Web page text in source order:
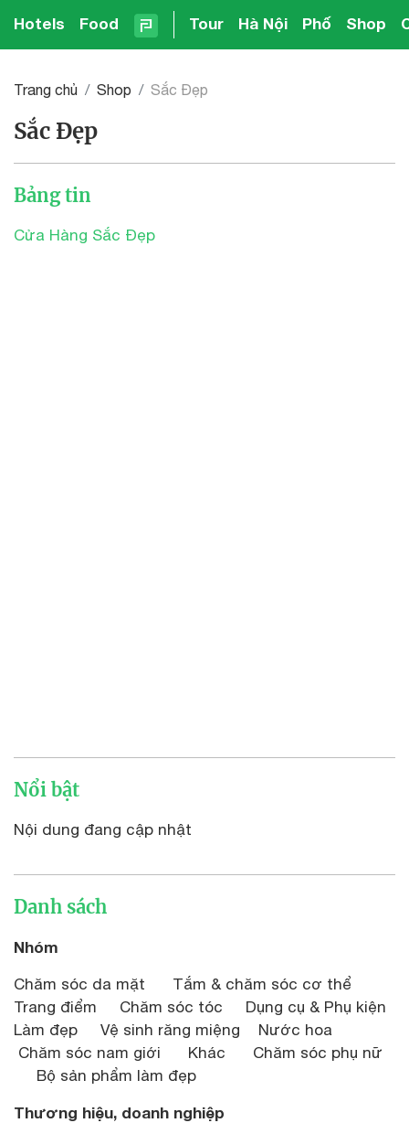
Hotels Food Tour Hà Nội Phố Shop
Trang chủ Shop Sắc Đẹp
Sắc Đẹp
Bảng tin
Cửa Hàng Sắc Đẹp
Nổi bật
Nội dung đang cập nhật
Danh sách
Nhóm
Chăm sóc da mặt Tắm & chăm sóc cơ thể
Trang điểm Chăm sóc tóc Dụng cụ & Phụ kiện
Làm đẹp Vệ sinh răng miệng Nước hoa
Chăm sóc nam giới Khác Chăm sóc phụ nữ
Bộ sản phẩm làm đẹp
Thương hiệu, doanh nghiệp